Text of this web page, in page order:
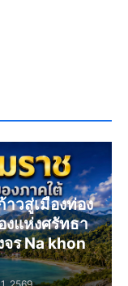
วสู่เมืองท่อง
งแห่งศรัทธา
ร Na khon